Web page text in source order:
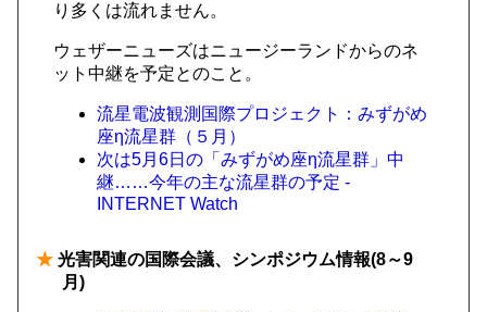
り多くは流れません。
ウェザーニューズはニュージーランドからのネ
ット中継を予定とのこと。
流星電波観測国際プロジェクト：みずがめ
座η流星群（５月）
次は5月6日の「みずがめ座η流星群」中
継……今年の主な流星群の予定 -
INTERNET Watch
★ 光害関連の国際会議、シンポジウム情報(8～9
月)